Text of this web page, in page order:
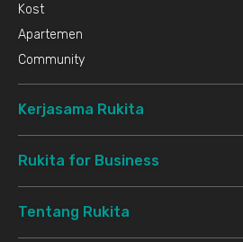
Kost
Apartemen
Community
Kerjasama Rukita
Rukita for Business
Tentang Rukita